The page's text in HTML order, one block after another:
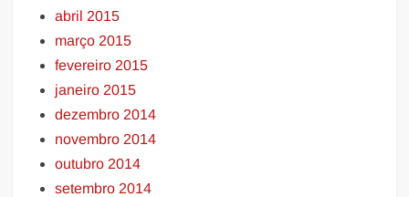
abril 2015
março 2015
fevereiro 2015
janeiro 2015
dezembro 2014
novembro 2014
outubro 2014
setembro 2014